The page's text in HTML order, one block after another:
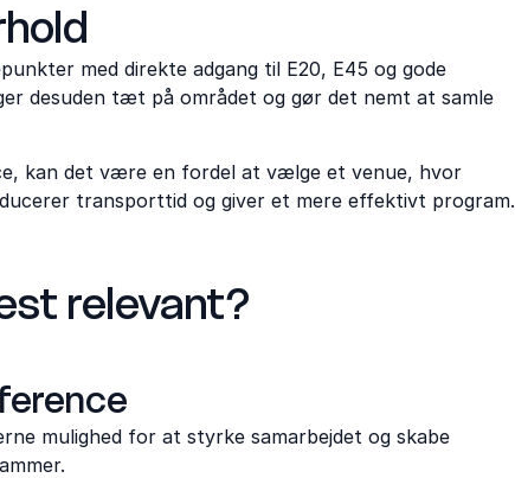
med direkte adgang til E20, E45 og gode
desuden tæt på området og gør det nemt at samle
kan det være en fordel at vælge et venue, hvor
transporttid og giver et mere effektivt program.
relevant?
mulighed for at styrke samarbejdet og skabe